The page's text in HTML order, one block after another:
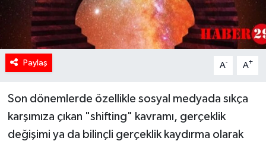
Paylaş A- A+
Son dönemlerde özellikle sosyal medyada sıkça
karşımıza çıkan "shifting" kavramı, gerçeklik
değişimi ya da bilinçli gerçeklik kaydırma olarak